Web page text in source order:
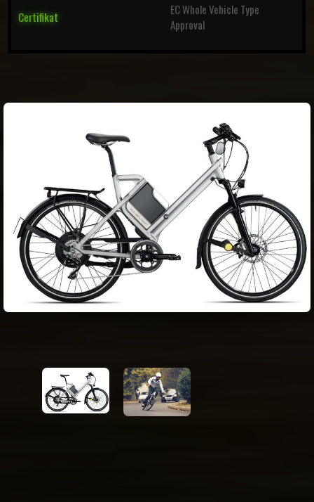
Certifikat
EC Whole Vehicle Type
Approval